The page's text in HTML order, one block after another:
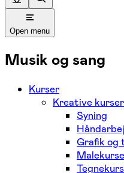
Open menu
Musik og sang
Kurser
Kreative kurser
Syning
Grafik og